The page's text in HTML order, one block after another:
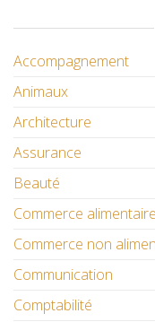
Accompagnement
Animaux
Architecture
Assurance
Beauté
Commerce alimentaire
Commerce non
Communication
Comptabilité